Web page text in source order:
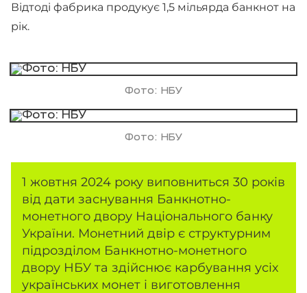
Відтоді фабрика продукує 1,5 мільярда банкнот на
рік.
Фото: НБУ
Фото: НБУ
1 жовтня 2024 року виповниться 30 років
від дати заснування Банкнотно-
монетного двору Національного банку
України. Монетний двір є структурним
підрозділом Банкнотно-монетного
двору НБУ та здійснює карбування усіх
українських монет і виготовлення